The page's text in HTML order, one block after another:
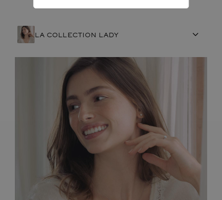
LA COLLECTION LADY
ARTISANAT FRANÇAIS
ENGAGEMENTS